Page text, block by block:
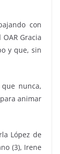
con
Gracia
y que, sin
nunca,
animar
López de
(3), Irene